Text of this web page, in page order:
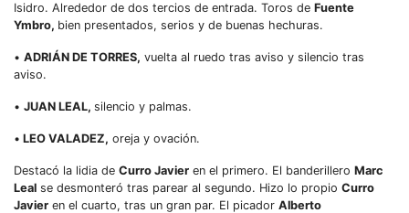
Isidro. Alrededor de dos tercios de entrada. Toros de Fuente
Ymbro, bien presentados, serios y de buenas hechuras.
• ADRIÁN DE TORRES, vuelta al ruedo tras aviso y silencio tras
aviso.
• JUAN LEAL, silencio y palmas.
• LEO VALADEZ, oreja y ovación.
Destacó la lidia de Curro Javier en el primero. El banderillero Marc
Leal se desmonteró tras parear al segundo. Hizo lo propio Curro
Javier en el cuarto, tras un gran par. El picador Alberto